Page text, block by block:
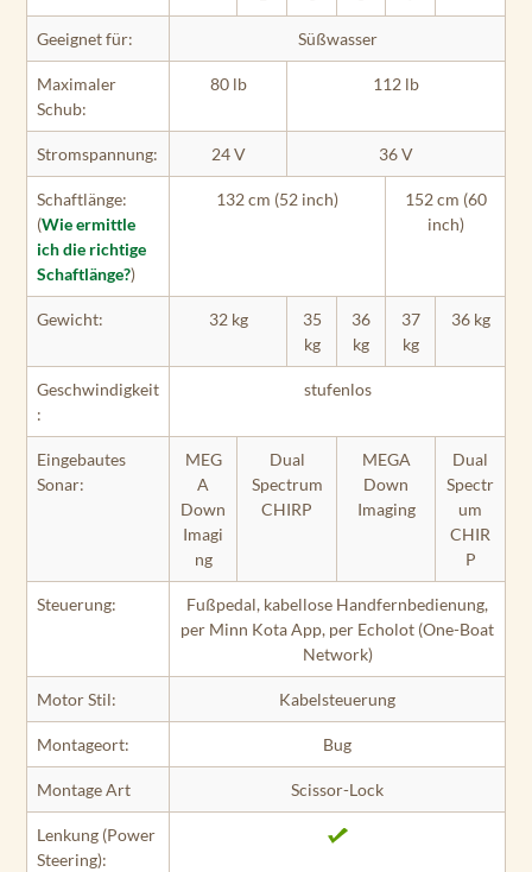
Geeignet für: Süßwasser
Maximaler
Schub:
80 lb 112 lb
Stromspannung: 24 V 36 V
Schaftlänge:
(Wie ermittle
ich die richtige
Schaftlänge?)
132 cm (52 inch)
152 cm (60
inch)
Gewicht: 32 kg
35
kg
36
kg
37
kg
36 kg
Geschwindigkeit
:
stufenlos
Eingebautes
Sonar:
MEG
A
Down
Imagi
ng
Dual
Spectrum
CHIRP
MEGA
Down
Imaging
Dual
Spectr
um
CHIR
P
Steuerung:
Fußpedal, kabellose Handfernbedienung,
per Minn Kota App, per Echolot (One-Boat
Network)
Motor Stil: Kabelsteuerung
Montageort: Bug
Montage Art Scissor-Lock
Lenkung (Power
Steering):